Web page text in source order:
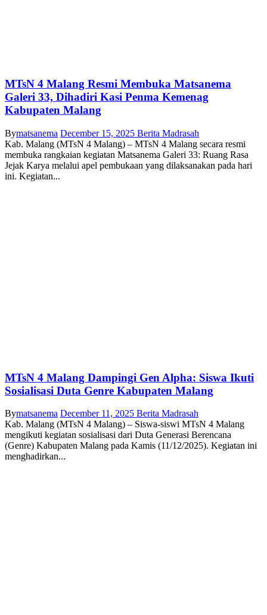
MTsN 4 Malang Resmi Membuka Matsanema
Galeri 33, Dihadiri Kasi Penma Kemenag
Kabupaten Malang
Bymatsanema December 15, 2025 Berita Madrasah
Kab. Malang (MTsN 4 Malang) – MTsN 4 Malang secara resmi
membuka rangkaian kegiatan Matsanema Galeri 33: Ruang Rasa
Jejak Karya melalui apel pembukaan yang dilaksanakan pada hari
ini. Kegiatan...
MTsN 4 Malang Dampingi Gen Alpha: Siswa Ikuti
Sosialisasi Duta Genre Kabupaten Malang
Bymatsanema December 11, 2025 Berita Madrasah
Kab. Malang (MTsN 4 Malang) – Siswa-siswi MTsN 4 Malang
mengikuti kegiatan sosialisasi dari Duta Generasi Berencana
(Genre) Kabupaten Malang pada Kamis (11/12/2025). Kegiatan ini
menghadirkan...